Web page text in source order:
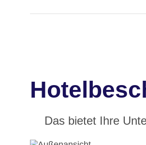
Das bietet Ihre